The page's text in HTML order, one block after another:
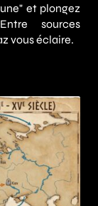
et plongez
sources
vous éclaire.